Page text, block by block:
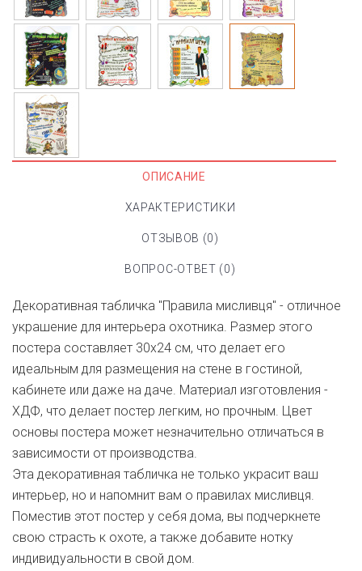
ОПИСАНИЕ
ХАРАКТЕРИСТИКИ
ОТЗЫВОВ (0)
ВОПРОС-ОТВЕТ (0)
Декоративная табличка "Правила мисливця" - отличное
украшение для интерьера охотника. Размер этого
постера составляет 30х24 см, что делает его
идеальным для размещения на стене в гостиной,
кабинете или даже на даче. Материал изготовления -
ХДФ, что делает постер легким, но прочным. Цвет
основы постера может незначительно отличаться в
зависимости от производства.
Эта декоративная табличка не только украсит ваш
интерьер, но и напомнит вам о правилах мисливця.
Поместив этот постер у себя дома, вы подчеркнете
свою страсть к охоте, а также добавите нотку
индивидуальности в свой дом.